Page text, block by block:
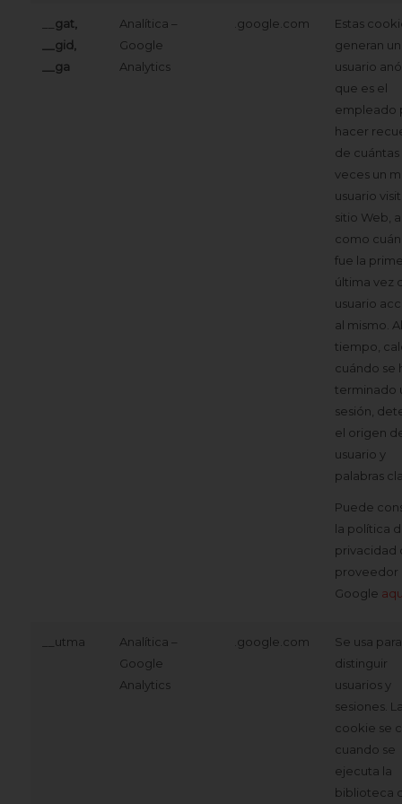
gat,
__gid,
__ga
Analítica –
Google
Analytics
.google.com
Estas
generan
usuario
que es el
empleado
hacer
de cuántas
veces un
usuario
sitio Web,
como
fue la
última vez
usuario
al mismo. Al
tiempo,
cuándo se
terminado
sesión,
el origen
usuario y
palabras
Puede
la política
privacidad
proveedor
Google
__utma
Analítica –
Google
Analytics
.google.com
Se usa para
distinguir
usuarios y
sesiones.
cookie se
cuando se
ejecuta la
biblioteca